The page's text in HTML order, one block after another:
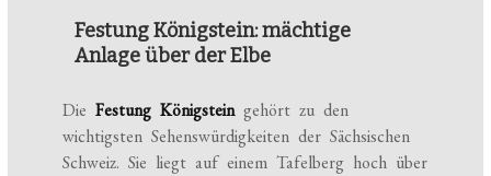
Festung Königstein: mächtige
Anlage über der Elbe
DieFestung Königsteingehört zu den
wichtigsten Sehenswürdigkeiten der Sächsischen
Schweiz. Sie liegt auf einem Tafelberg hoch über